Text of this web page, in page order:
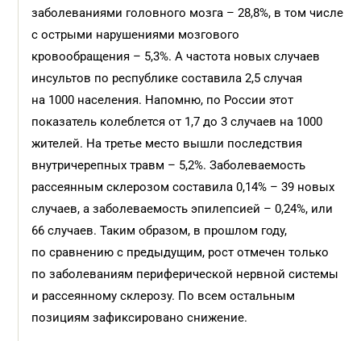
заболеваниями головного мозга – 28,8%, в том числе
с острыми нарушениями мозгового
кровообращения – 5,3%. А частота новых случаев
инсультов по республике составила 2,5 случая
на 1000 населения. Напомню, по России этот
показатель колеблется от 1,7 до 3 случаев на 1000
жителей. На третье место вышли последствия
внутричерепных травм – 5,2%. Заболеваемость
рассеянным склерозом составила 0,14% – 39 новых
случаев, а заболеваемость эпилепсией – 0,24%, или
66 случаев. Таким образом, в прошлом году,
по сравнению с предыдущим, рост отмечен только
по заболеваниям периферической нервной системы
и рассеянному склерозу. По всем остальным
позициям зафиксировано снижение.